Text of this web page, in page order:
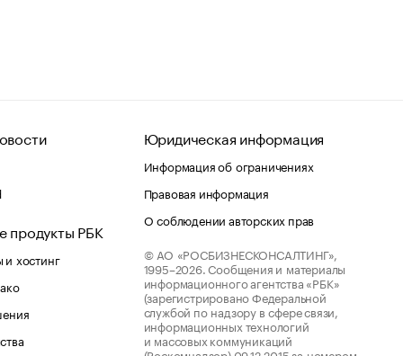
продукты РБК
хостинг
Юридическая информация
Информация об ограничениях
Правовая информация
О соблюдении авторских прав
© АО «РОСБИЗНЕСКОНСАЛТИНГ»,
1995–2026. Сообщения и материалы
информационного агентства «РБК»
(зарегистрировано Федеральной
службой по надзору в сфере связи,
информационных технологий
и массовых коммуникаций